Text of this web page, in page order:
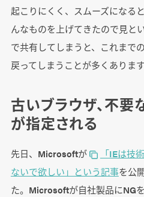
起こりにくく、スムーズになる
んなものを上げてきたので見と
で共有してしまうと、これまで
戻ってしまうことが多くあります
古いブラウザ、不要
が指定される
先日、Microsoftが
「IEは技
ないで欲しい」という記事を公
た。Microsoftが自社製品にNG